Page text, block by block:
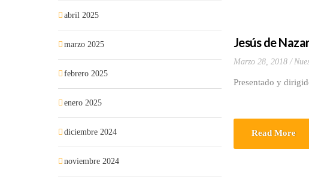
Jesús de
Marzo 28, 2018
Presentado y
Read More
abril 2025
marzo 2025
febrero 2025
enero 2025
diciembre 2024
noviembre 2024